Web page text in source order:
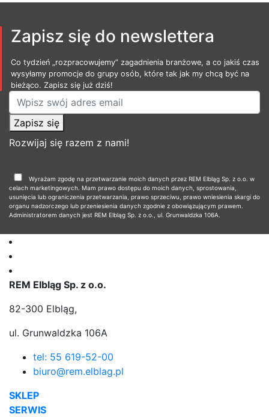
Zapisz się do newslettera
Co tydzień „rozpracowujemy” zagadnienia branżowe, a co jakiś czas
wysyłamy promocje do grupy osób, które tak jak my chcą być na
bieżąco. Zapisz się już dziś!
Zapisz się
Rozwijaj się razem z nami!
Wyrażam zgodę na przetwarzanie moich danych przez REM Elbląg Sp. z o.o. w
celach marketingowych. Mam prawo dostępu do moich danych, sprostowania,
usunięcia lub ograniczenia przetwarzania, prawo sprzeciwu, prawo wniesienia skargi do
organu nadzorczego lub przeniesienia danych zgodnie z obowiązującym prawem.
Administratorem danych jest REM Elbląg Sp. z o.o., ul. Grunwaldzka 106A.
REM Elbląg Sp. z o.o.
82-300 Elbląg,
ul. Grunwaldzka 106A
tel: 55 619-52-00
biuro@rem.elblag.pl
SKLEP
SERWIS